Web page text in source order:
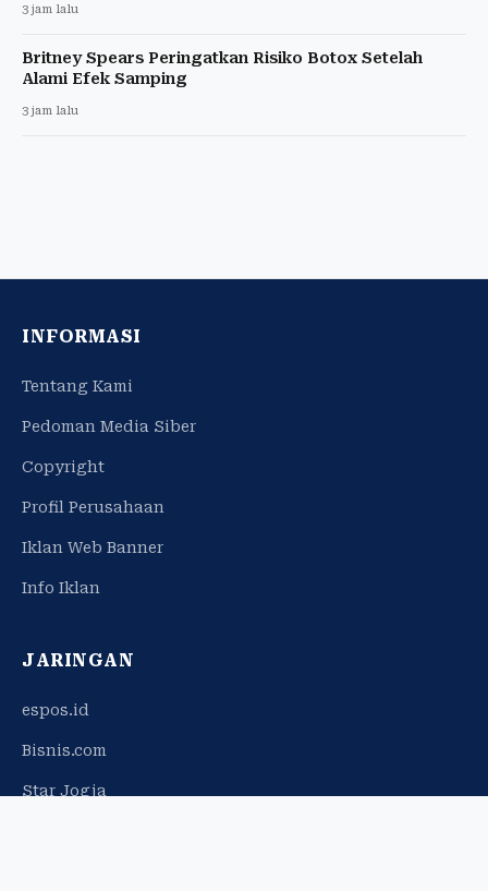
3 jam lalu
Britney Spears Peringatkan Risiko Botox Setelah
Alami Efek Samping
3 jam lalu
INFORMASI
Tentang Kami
Pedoman Media Siber
Copyright
Profil Perusahaan
Iklan Web Banner
Info Iklan
JARINGAN
espos.id
Bisnis.com
Star Jogja